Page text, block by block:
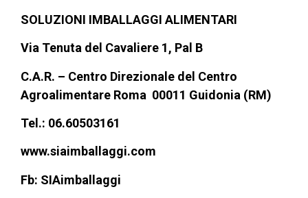
SOLUZIONI IMBALLAGGI ALIMENTARI
Via Tenuta del Cavaliere 1, Pal B
C.A.R. – Centro Direzionale del Centro
Agroalimentare Roma 00011 Guidonia (RM)
Tel.: 06.60503161
www.siaimballaggi.com
Fb: SIAimballaggi